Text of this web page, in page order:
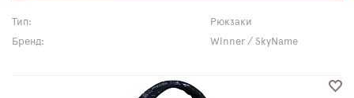
Тип:
Рюкзаки
Бренд:
Winner / SkyName